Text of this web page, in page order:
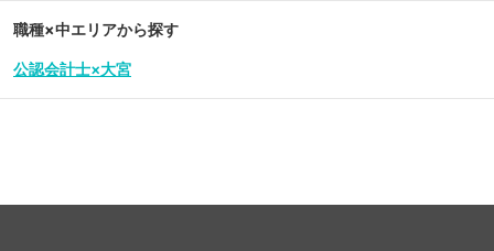
職種×中エリアから探す
公認会計士×大宮